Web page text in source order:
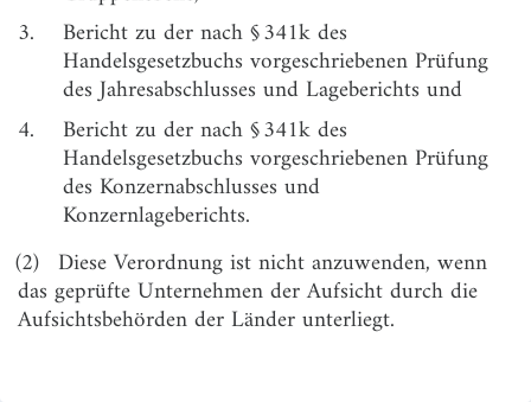
§ 4
Gegenstand der Berichterstattung
Grundsätze zur Berichterstattung
Besondere Hinweispflichten
(weggefallen)
Abschnitt 2
Ansatz und Bewertung
§ 8
Ansatz der Vermögenswerte und Verbindlichkeiten
§ 9
Bewertung
3.
Bericht zu der nach § 341k des
Handelsgesetzbuchs vorgeschriebenen Prüfung
des Jahresabschlusses und Lageberichts und
4.
Bericht zu der nach § 341k des
Handelsgesetzbuchs vorgeschriebenen Prüfung
des Konzernabschlusses und
Konzernlageberichts.
(2) Diese Verordnung ist nicht anzuwenden, wenn
das geprüfte Unternehmen der Aufsicht durch die
Aufsichtsbehörden der Länder unterliegt.